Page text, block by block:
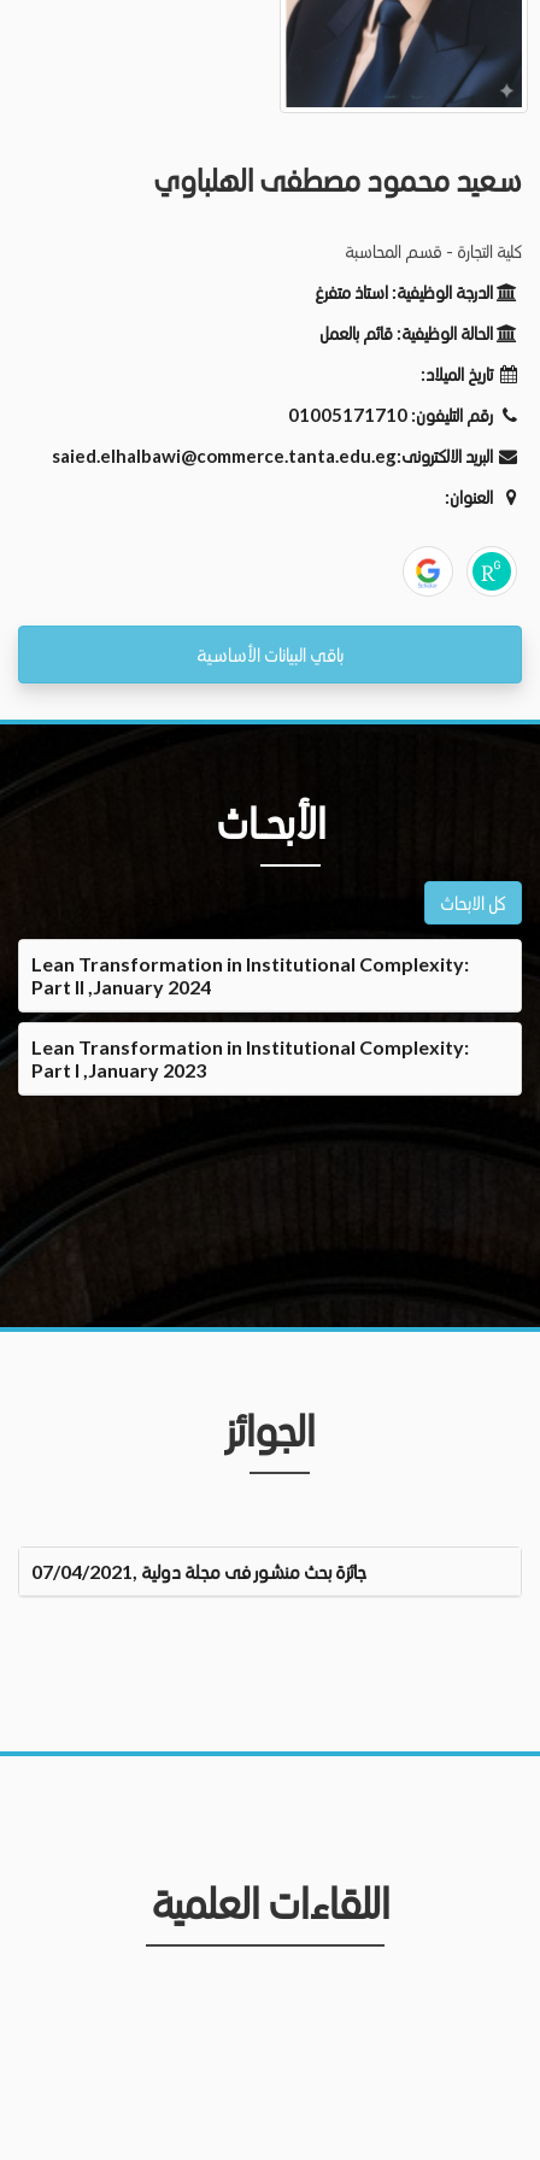
سعيد محمود مصطفى الهلباوي
كلية التجارة - قسم المحاسبة
الدرجة الوظيفية: استاذ متفرغ
الحالة الوظيفية: قائم بالعمل
تاريخ الميلاد:
رقم التليفون: 01005171710
البريد الالكترونى:saied.elhalbawi@commerce.tanta.edu.eg
العنوان:
باقي البيانات الأساسية
الأبحــاث
كل الابحاث
Lean Transformation in Institutional Complexity:
Part II ,January 2024
Lean Transformation in Institutional Complexity:
Part I ,January 2023
الجوائز
جائزة بحث منشور فى مجلة دولية ,07/04/2021
اللقاءات العلمية